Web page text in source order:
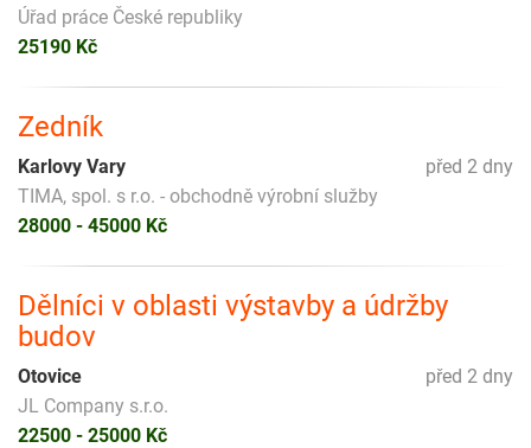
Úřad práce České republiky
25190 Kč
Zedník
před 2 dny
Karlovy Vary
TIMA, spol. s r.o. - obchodně výrobní služby
28000 - 45000 Kč
Dělníci v oblasti výstavby a údržby
budov
před 2 dny
Otovice
JL Company s.r.o.
22500 - 25000 Kč